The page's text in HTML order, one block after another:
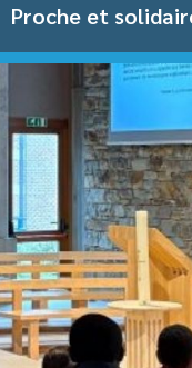
Proche et